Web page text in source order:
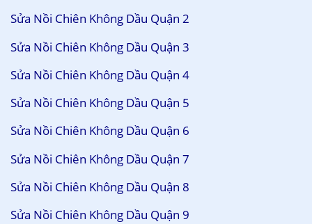
Sửa Nồi Chiên Không Dầu Quận 2
Sửa Nồi Chiên Không Dầu Quận 3
Sửa Nồi Chiên Không Dầu Quận 4
Sửa Nồi Chiên Không Dầu Quận 5
Sửa Nồi Chiên Không Dầu Quận 6
Sửa Nồi Chiên Không Dầu Quận 7
Sửa Nồi Chiên Không Dầu Quận 8
Sửa Nồi Chiên Không Dầu Quận 9